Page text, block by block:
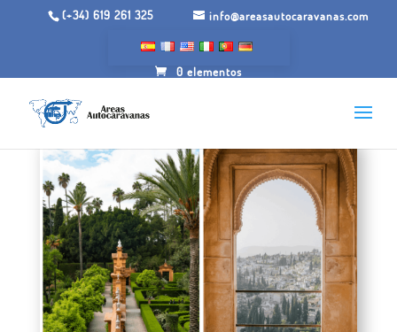
(+34) 619 261 325 info@areasautocaravanas.com
0 elementos